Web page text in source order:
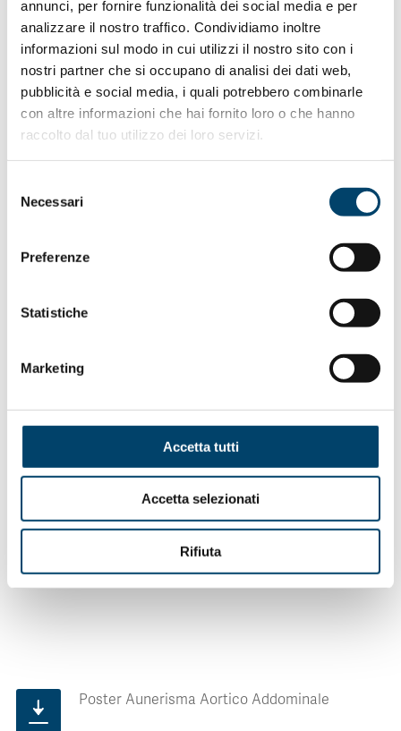
annunci, per fornire funzionalità dei social media e per
analizzare il nostro traffico. Condividiamo inoltre
informazioni sul modo in cui utilizzi il nostro sito con i
nostri partner che si occupano di analisi dei dati web,
pubblicità e social media, i quali potrebbero combinarle
con altre informazioni che hai fornito loro o che hanno
raccolto dal tuo utilizzo dei loro servizi.
delNecessari
Preferenze
Statistiche
Marketing
Accetta tutti
Accetta selezionati
Rifiuta
Save the date: 29 settembre (H)-Open Day
sull’Aneurisma Aortico Addominale.
Verranno offerte visite, colloqui con gli specialisti, esami,
info point, conferenze e distribuzione di materiale
informativo per la prevenzione e la diagnosi precoce
dell’aneurisma aortico addominale, negliospedali
https://www.bollinirosa.it/h-
#failaprimamossa: non aspettare!
Progetto realizzato grazie al patrocinio diSICVEe al
contributo incondizionato diMedtronic
Poster Aunerisma Aortico Addominale